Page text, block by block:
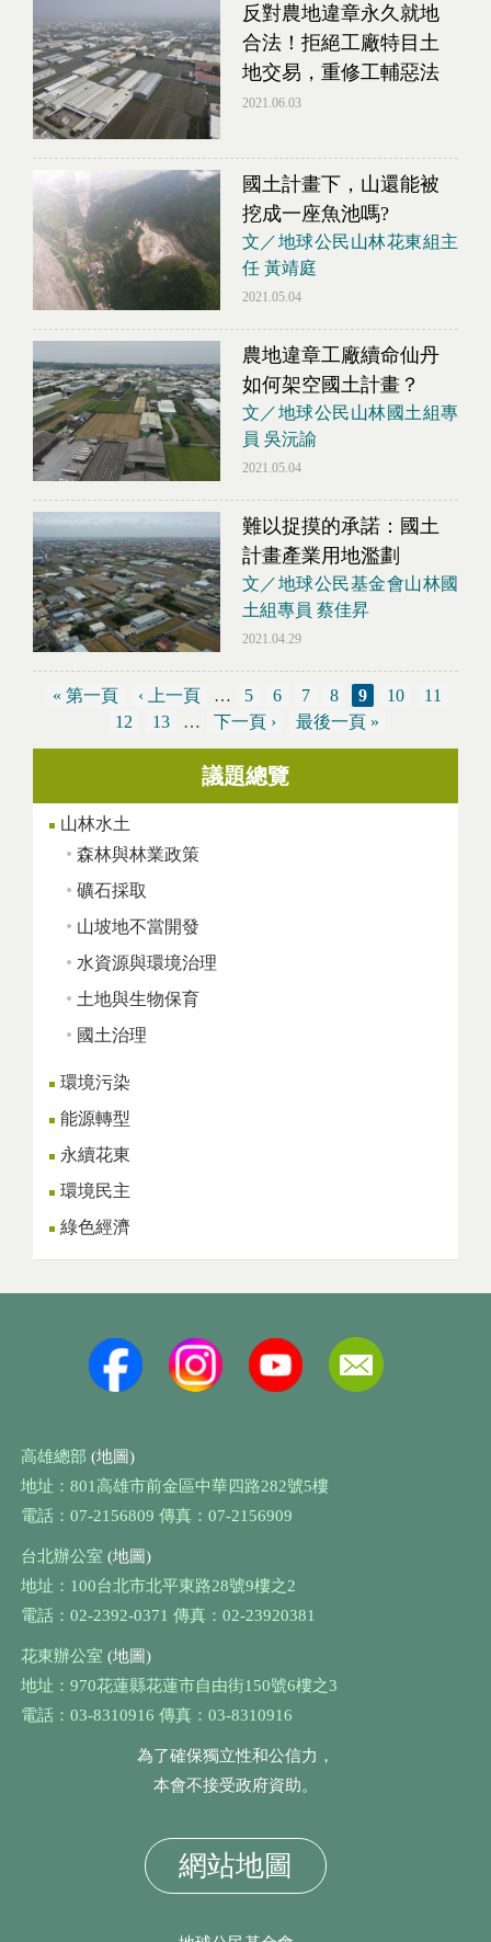
反對農地違章永久就地
合法！拒絕工廠特目土
地交易，重修工輔惡法
2021.06.03
國土計畫下，山還能被
挖成一座魚池嗎?
文／地球公民山林花東組主
任 黃靖庭
2021.05.04
農地違章工廠續命仙丹
如何架空國土計畫？
文／地球公民山林國土組專
員 吳沅諭
2021.05.04
難以捉摸的承諾：國土
計畫產業用地濫劃
文／地球公民基金會山林國
土組專員 蔡佳昇
2021.04.29
« 第一頁 ‹ 上一頁 … 5 6 7 8 9 10
11
12
13 … 下一頁 › 最後一頁 »
議題總覽
山林水土
森林與林業政策
礦石採取
山坡地不當開發
水資源與環境治理
土地與生物保育
國土治理
環境污染
能源轉型
永續花東
環境民主
綠色經濟
高雄總部 (地圖)
地址：801高雄市前金區中華四路282號5樓
電話：07-2156809 傳真：07-2156909
台北辦公室 (地圖)
地址：100台北市北平東路28號9樓之2
電話：02-2392-0371 傳真：02-23920381
花東辦公室 (地圖)
地址：970花蓮縣花蓮市自由街150號6樓之3
電話：03-8310916 傳真：03-8310916
為了確保獨立性和公信力，
本會不接受政府資助。
網站地圖